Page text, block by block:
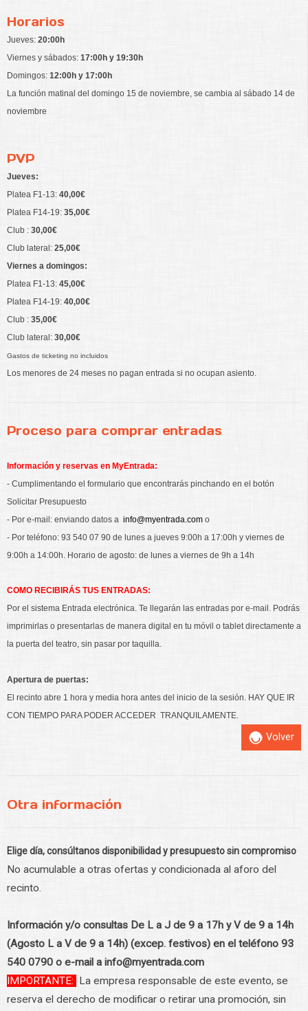
Horarios
Jueves: 20:00h
Viernes y sábados: 17:00h y 19:30h
Domingos: 12:00h y 17:00h
La función matinal del domingo 15 de noviembre, se cambia al sábado 14 de
noviembre
PVP
Jueves:
Platea F1-13: 40,00€
Platea F14-19: 35,00€
Club : 30,00€
Club lateral: 25,00€
Viernes a domingos:
Platea F1-13: 45,00€
Platea F14-19: 40,00€
Club : 35,00€
Club lateral: 30,00€
Gastos de ticketing no incluidos
Los menores de 24 meses no pagan entrada si no ocupan asiento.
Proceso para comprar entradas
Información y reservas en MyEntrada:
- Cumplimentando el formulario que encontrarás pinchando en el botón
Solicitar Presupuesto
- Por e-mail: enviando datos a info@myentrada.com o
- Por teléfono: 93 540 07 90 de lunes a jueves 9:00h a 17:00h y viernes de
9:00h a 14:00h. Horario de agosto: de lunes a viernes de 9h a 14h
COMO RECIBIRÁS TUS ENTRADAS:
Por el sistema Entrada electrónica. Te llegarán las entradas por e-mail. Podrás
imprimirlas o presentarlas de manera digital en tu móvil o tablet directamente a
la puerta del teatro, sin pasar por taquilla.
Apertura de puertas:
El recinto abre 1 hora y media hora antes del inicio de la sesión. HAY QUE IR
CON TIEMPO PARA PODER ACCEDER TRANQUILAMENTE.
Volver
Otra información
Elige día, consúltanos disponibilidad y presupuesto sin compromiso
No acumulable a otras ofertas y condicionada al aforo del
recinto.
Información y/o consultas De L a J de 9 a 17h y V de 9 a 14h
(Agosto L a V de 9 a 14h) (excep. festivos) en el teléfono 93
540 0790 o e-mail a info@myentrada.com
IMPORTANTE: La empresa responsable de este evento, se
reserva el derecho de modificar o retirar una promoción, sin